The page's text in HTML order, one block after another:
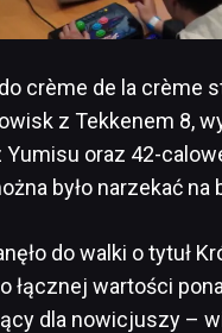
crème de la crème
z Tekkenem 8,
oraz 42-
było narzekać
do walki o tytuł
łącznej wartości
dla nowicjuszy –